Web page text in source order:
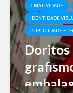
CRIATIVIDADE
IDENTIDADE
PUBLICIDADE E
Doritos